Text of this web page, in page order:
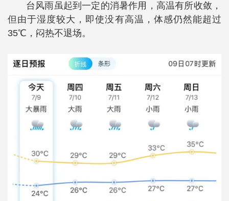
台风雨虽起到一定的消暑作用，高温有所收敛，
但由于湿度较大，即使没有高温，体感仍然能超过
35℃，闷热不退场。